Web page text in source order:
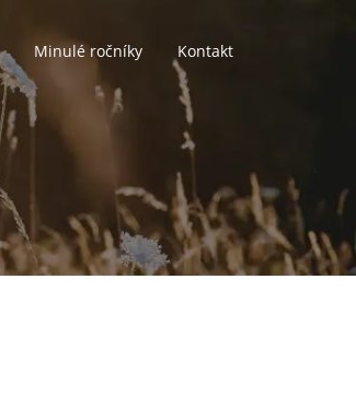
Minulé ročníky Kontakt